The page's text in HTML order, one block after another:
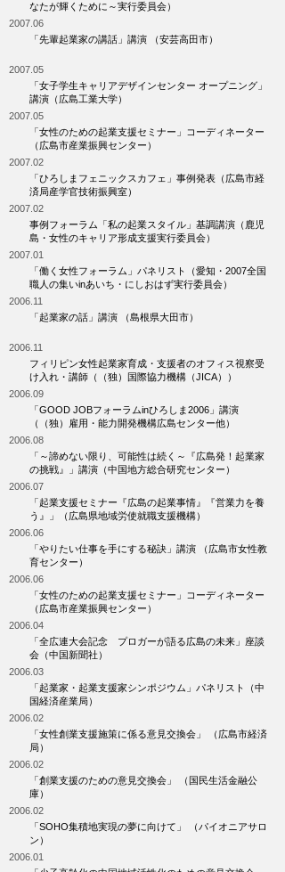
なたが輝くために～実行委員会）
2007.06
「先輩起業家の講話」講演 （安芸高田市）
2007.05
「女子学生キャリアデザインセンター オープニング」
講演（広島工業大学）
2007.05
「女性のための起業支援セミナー」コーディネーター
（広島市産業振興センター）
2007.02
「ひろしまフェニックスカフェ」事例発表（広島市経
済局産学官技術振興室）
2007.02
事例フォーラム「私の起業スタイル」基調講演（鹿児
島・女性のキャリア形成支援実行委員会）
2007.01
「働く女性フォーラム」パネリスト（愛知・2007全国
職人の集いinあいち・にしおはず実行委員会）
2006.11
「起業家の話」講演 （島根県大田市）
2006.11
フィリピン女性起業家育成・支援者のオフィス視察受
け入れ・講師（（独）国際協力機構（JICA））
2006.09
「GOOD JOBフォーラムinひろしま2006」講演
（（独）雇用・能力開発機構広島センター他）
2006.08
「～諦めない限り、可能性は続く～『広島発！起業家
の挑戦』」講演（中国地方総合研究センター）
2006.07
「起業支援セミナー『広島の起業事情』『営業力を養
う』」（広島県地域労使就職支援機構）
2006.06
「やりたい仕事を手にする秘訣」講演 （広島市女性教
育センター）
2006.06
「女性のための起業支援セミナー」コーディネーター
（広島市産業振興センター）
2006.04
「全広連大会記念 プロガーが語る広島の未来」座談
会（中国新聞社）
2006.03
「起業家・起業支援家シンポジウム」パネリスト（中
国経済産業局）
2006.02
「女性創業支援施策に係る意見交換会」 （広島市経済
局）
2006.02
「創業支援のための意見交換会」 （国民生活金融公
庫）
2006.02
「SOHO集積地実現の夢に向けて」 （パイオニアサロ
ン）
2006.01